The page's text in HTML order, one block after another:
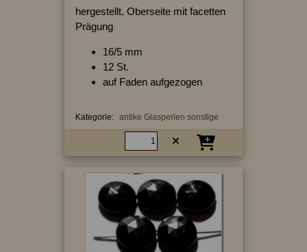
hergestellt, Oberseite mit facetten
Prägung
16/5 mm
12 St.
auf Faden aufgezogen
Kategorie: antike Glasperlen sonstige